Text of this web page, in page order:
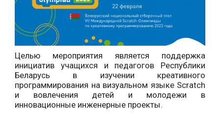
Целью мероприятия является поддержка
инициатив учащихся и педагогов Республики
Беларусь в изучении креативного
программирования на визуальном языке Scratch
и вовлечения детей и молодежи в
инновационные инженерные проекты.